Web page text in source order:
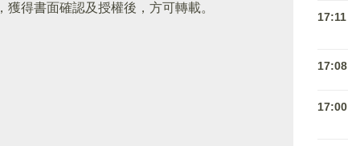
，獲得書面確認及授權後，方可轉載。
17:11
17:08
17:00